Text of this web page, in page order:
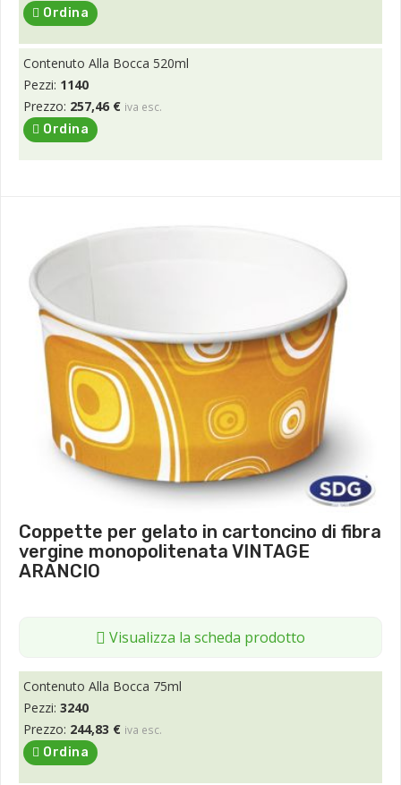
Ordina
Contenuto Alla Bocca 520ml
Pezzi: 1140
Prezzo: 257,46 € iva esc.
Ordina
Coppette per gelato in cartoncino di fibra
vergine monopolitenata VINTAGE
ARANCIO
Visualizza la scheda prodotto
Contenuto Alla Bocca 75ml
Pezzi: 3240
Prezzo: 244,83 € iva esc.
Ordina